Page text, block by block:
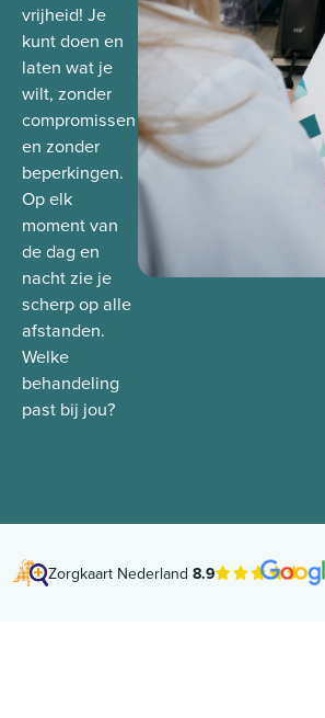
vrijheid! Je
kunt doen en
laten wat je
wilt, zonder
compromissen
en zonder
beperkingen.
Op elk
moment van
de dag en
nacht zie je
scherp op alle
afstanden.
Welke
behandeling
past bij jou?
Zorgkaart Nederland8.9